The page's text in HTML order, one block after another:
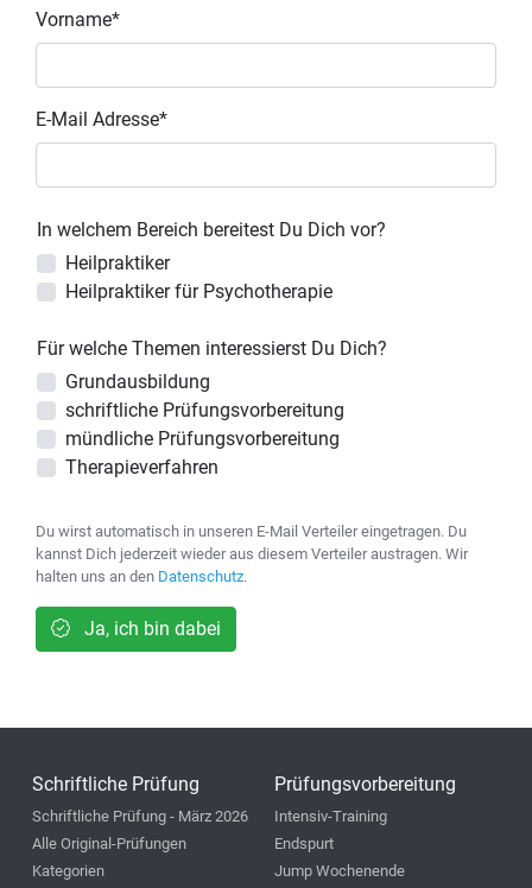
Vorname*
E-Mail Adresse*
In welchem Bereich bereitest Du Dich vor?
Heilpraktiker
Heilpraktiker für Psychotherapie
Für welche Themen interessierst Du Dich?
Grundausbildung
schriftliche Prüfungsvorbereitung
mündliche Prüfungsvorbereitung
Therapieverfahren
Du wirst automatisch in unseren E-Mail Verteiler eingetragen. Du
kannst Dich jederzeit wieder aus diesem Verteiler austragen. Wir
halten uns an den Datenschutz.
Ja, ich bin dabei
Schriftliche Prüfung
Schriftliche Prüfung - März 2026
Alle Original-Prüfungen
Kategorien
Prüfungsvorbereitung
Intensiv-Training
Endspurt
Jump Wochenende